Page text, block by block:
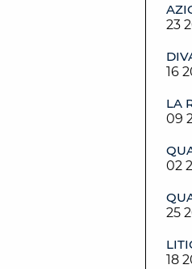
23
16
LA
09
02
25
18